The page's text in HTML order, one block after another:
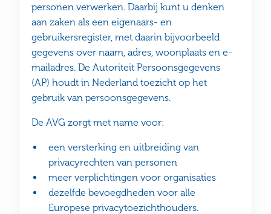
personen verwerken. Daarbij kunt u denken
aan zaken als een eigenaars- en
gebruikersregister, met daarin bijvoorbeeld
gegevens over naam, adres, woonplaats en e-
mailadres. De Autoriteit Persoonsgegevens
(AP) houdt in Nederland toezicht op het
gebruik van persoonsgegevens.
De AVG zorgt met name voor:
een versterking en uitbreiding van
privacyrechten van personen
meer verplichtingen voor organisaties
dezelfde bevoegdheden voor alle
Europese privacytoezichthouders.